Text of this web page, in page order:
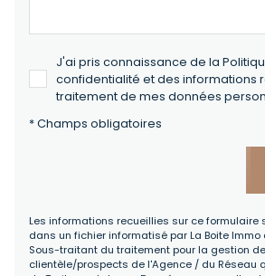
J'ai pris connaissance de la
confidentialité et des informations
traitement de mes données
* Champs obligatoires
Les informations recueillies sur ce formulaire
dans un fichier informatisé par La Boite
Sous-traitant du traitement pour la gestion
clientèle/prospects de l'Agence / du Réseau